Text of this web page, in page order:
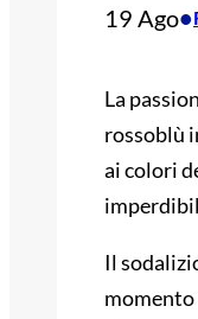
19 Ago•
La
rossoblù
ai colori
Il
momento